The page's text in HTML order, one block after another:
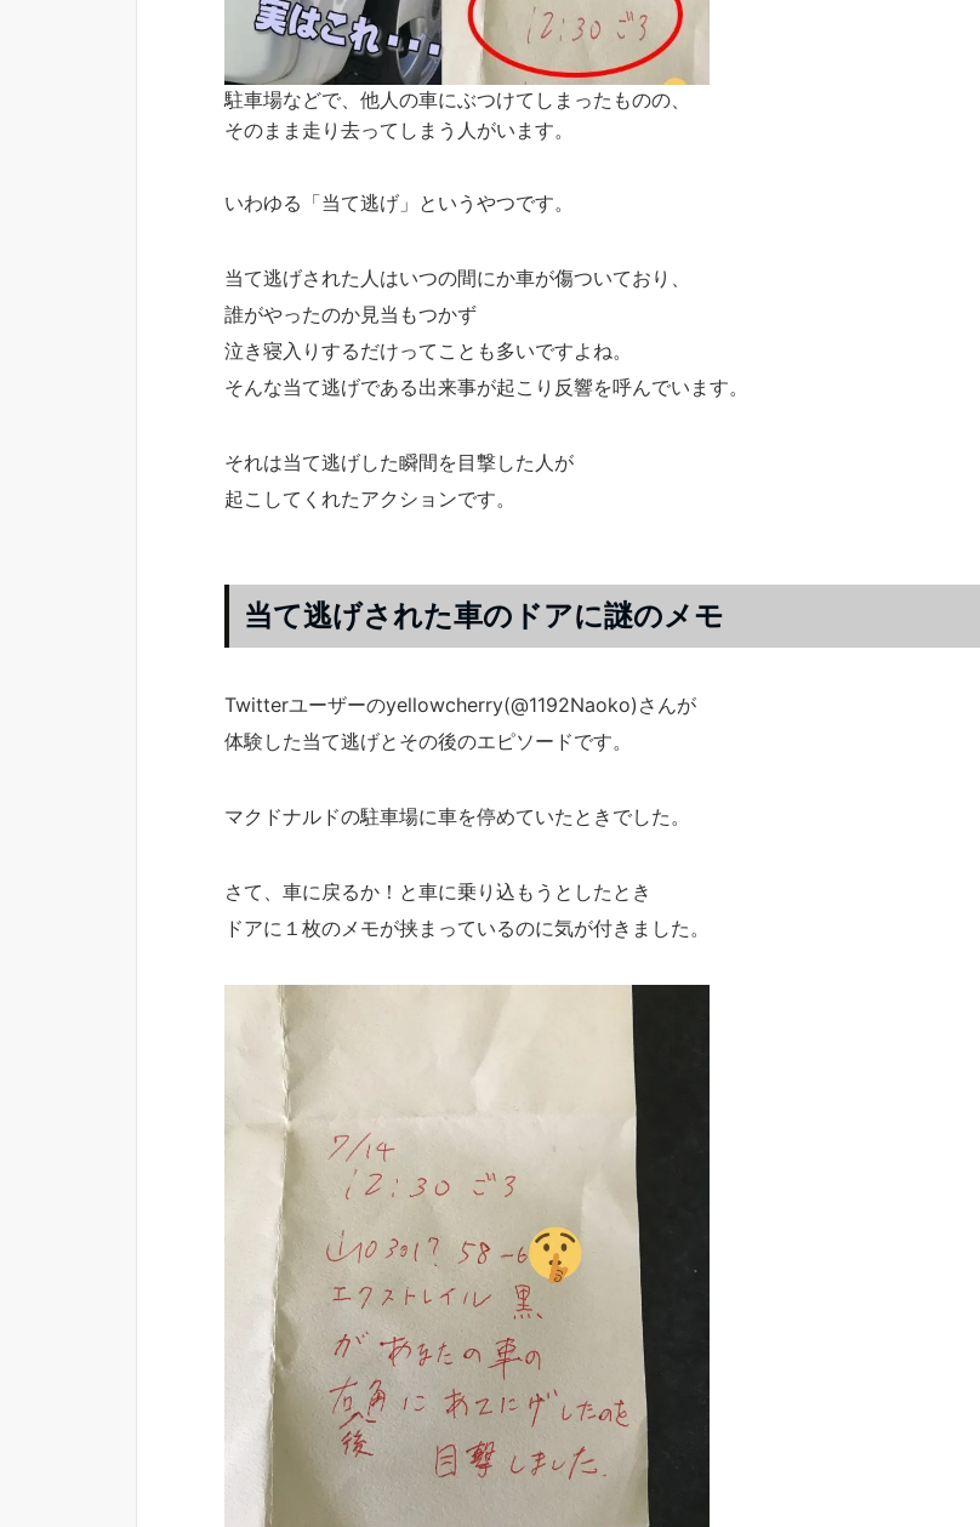
駐車場などで、他人の車にぶつけてしまったものの、
そのまま走り去ってしまう人がいます。
いわゆる「当て逃げ」というやつです。
当て逃げされた人はいつの間にか車が傷ついており、
誰がやったのか見当もつかず
泣き寝入りするだけってことも多いですよね。
そんな当て逃げである出来事が起こり反響を呼んでいます。
それは当て逃げした瞬間を目撃した人が
起こしてくれたアクションです。
当て逃げされた車のドアに謎のメモ
Twitterユーザーのyellowcherry(@1192Naoko)さんが
体験した当て逃げとその後のエピソードです。
マクドナルドの駐車場に車を停めていたときでした。
さて、車に戻るか！と車に乗り込もうとしたとき
ドアに１枚のメモが挟まっているのに気が付きました。